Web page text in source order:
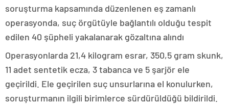
soruşturma kapsamında düzenlenen eş zamanlı
operasyonda, suç örgütüyle bağlantılı olduğu tespit
edilen 40 şüpheli yakalanarak gözaltına alındı
Operasyonlarda 21,4 kilogram esrar, 350,5 gram skunk,
11 adet sentetik ecza, 3 tabanca ve 5 şarjör ele
geçirildi. Ele geçirilen suç unsurlarına el konulurken,
soruşturmanın ilgili birimlerce sürdürüldüğü bildirildi.